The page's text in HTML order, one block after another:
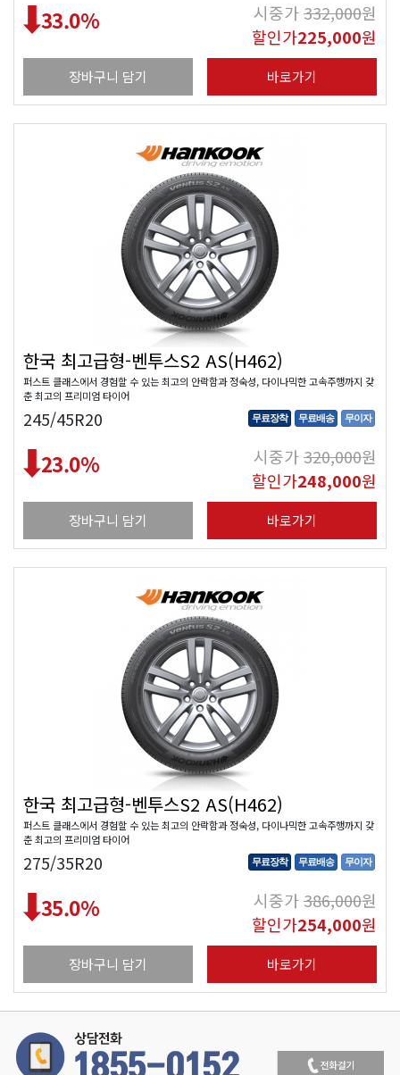
33.0% 시중가332,000원
할인가225,000원
장바구니 담기 바로가기
한국 최고급형-벤투스S2 AS(H462)
퍼스트 클래스에서 경험할 수 있는 최고의 안락함과 정숙성, 다이나믹한 고속주행까지 갖
춘 최고의 프리미엄 타이어
245/45R20 무료장착 무료배송 무이자
23.0% 시중가320,000원
할인가248,000원
장바구니 담기 바로가기
한국 최고급형-벤투스S2 AS(H462)
퍼스트 클래스에서 경험할 수 있는 최고의 안락함과 정숙성, 다이나믹한 고속주행까지 갖
춘 최고의 프리미엄 타이어
275/35R20 무료장착 무료배송 무이자
35.0% 시중가386,000원
할인가254,000원
장바구니 담기 바로가기